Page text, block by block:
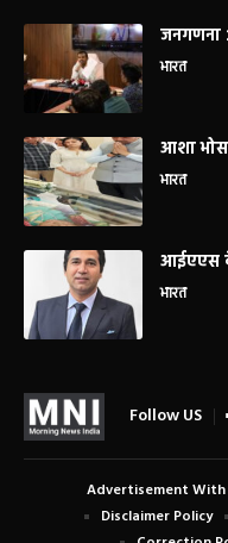
जनगणना
भारत
आशा
भारत
आईएएस
भारत
Follow US
Advertisement With
Disclaimer Policy